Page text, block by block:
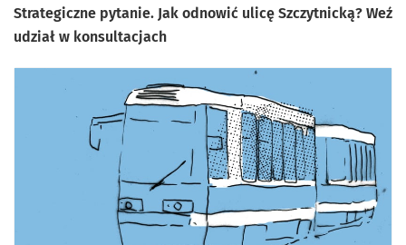
Strategiczne pytanie. Jak odnowić ulicę Szczytnicką? Weź
udział w konsultacjach